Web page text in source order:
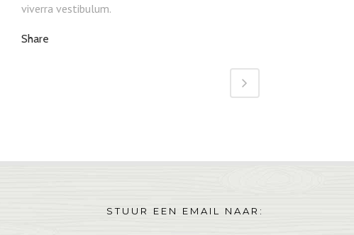
viverra vestibulum.
Share
STUUR EEN EMAIL NAAR: